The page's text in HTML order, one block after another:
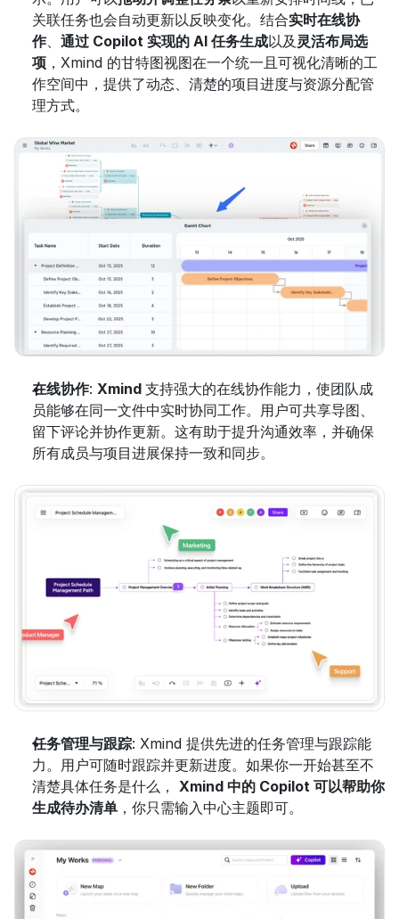
关联任务也会自动更新以反映变化。结合实时在线协
作、 通过 Copilot 实现的 AI 任务生成以及 灵活布局选
项 ，Xmind 的甘特图视图在一个统一且可视化清晰的工
作空间中，提供了动态、清楚的项目进度与资源分配管
理方式。
在线协作: Xmind 支持强大的在线协作能力，使团队成
员能够在同一文件中实时协同工作。用户可共享导图、
留下评论并协作更新。这有助于提升沟通效率，并确保
所有成员与项目进展保持一致和同步。
任务管理与跟踪: Xmind 提供先进的任务管理与跟踪能
力。用户可随时跟踪并更新进度。如果你一开始甚至不
清楚具体任务是什么， Xmind 中的 Copilot 可以帮助你
生成待办清单 ，你只需输入中心主题即可。